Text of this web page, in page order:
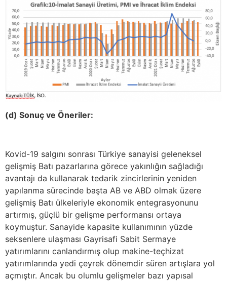
(d) Sonuç ve Öneriler:
Kovid-19 salgını sonrası Türkiye sanayisi geleneksel
gelişmiş Batı pazarlarına görece yakınlığın sağladığı
avantajı da kullanarak tedarik zincirlerinin yeniden
yapılanma sürecinde başta AB ve ABD olmak üzere
gelişmiş Batı ülkeleriyle ekonomik entegrasyonunu
artırmış, güçlü bir gelişme performansı ortaya
koymuştur. Sanayide kapasite kullanımının yüzde
seksenlere ulaşması Gayrisafi Sabit Sermaye
yatırımlarını canlandırmış olup makine-teçhizat
yatırımlarında yedi çeyrek dönemdir süren artışlara yol
açmıştır. Ancak bu olumlu gelişmeler bazı yapısal